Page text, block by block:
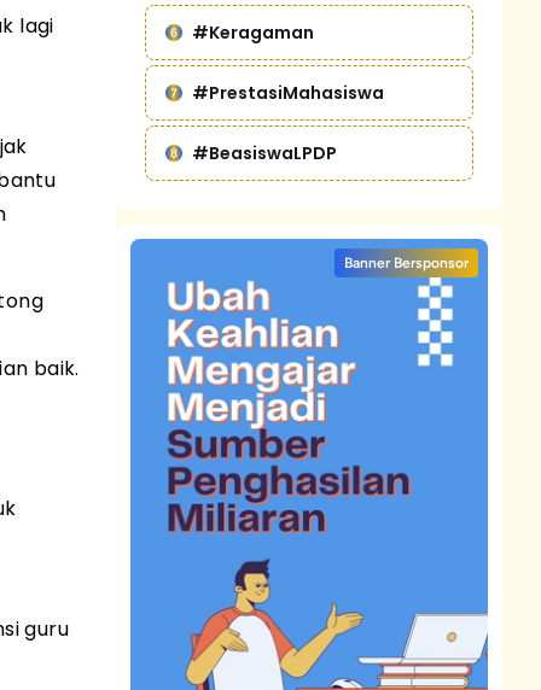
lagi
baik.
guru
#Keragaman
#PrestasiMahasiswa
#BeasiswaLPDP
Banner Bersponsor